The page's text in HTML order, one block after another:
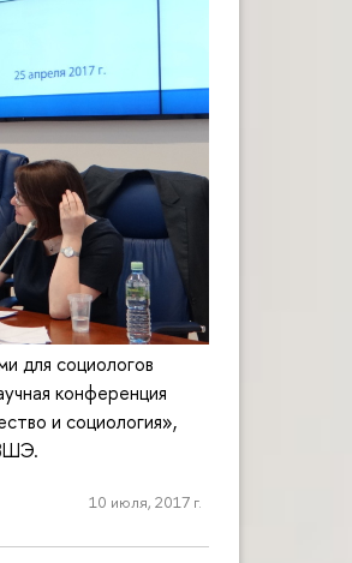
для социологов
конференция
и социология»,
10 июля, 2017 г.